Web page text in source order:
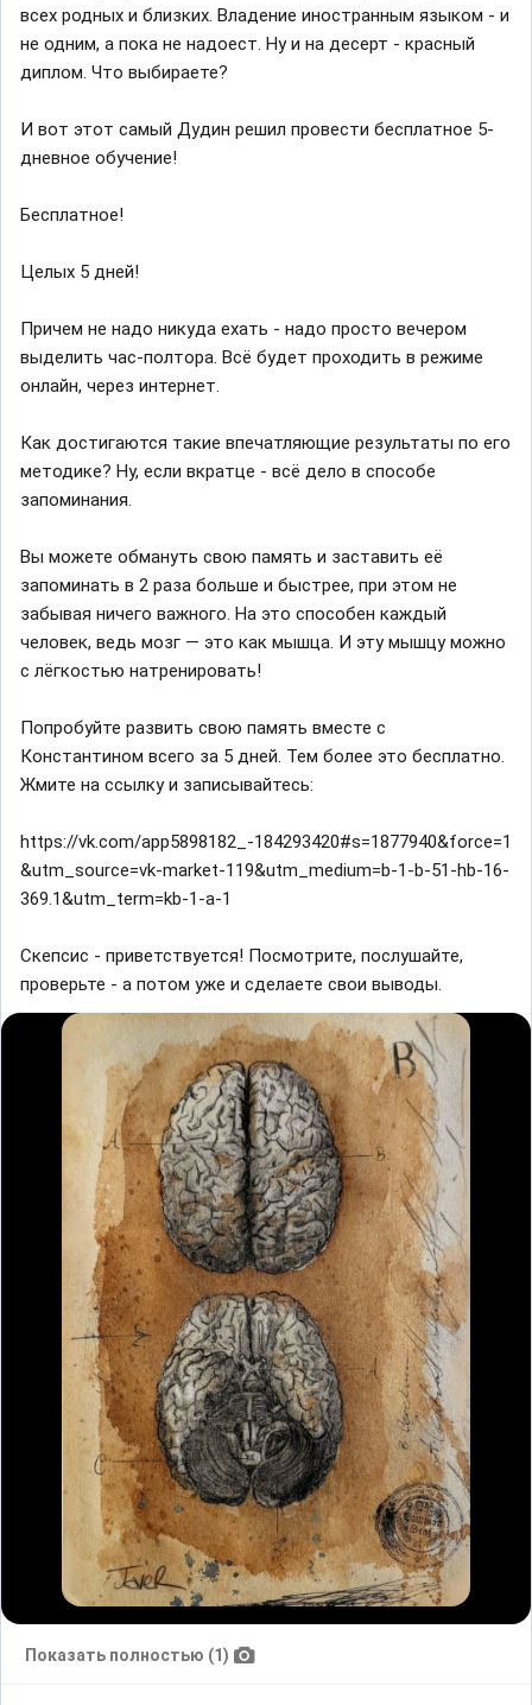
всех родных и близких. Владение иностранным языком - и
не одним, а пока не надоест. Ну и на десерт - красный
диплом. Что выбираете?
И вот этот самый Дудин решил провести бесплатное 5-
дневное обучение!
Бесплатное!
Целых 5 дней!
Причем не надо никуда ехать - надо просто вечером
выделить час-полтора. Всё будет проходить в режиме
онлайн, через интернет.
Как достигаются такие впечатляющие результаты по его
методике? Ну, если вкратце - всё дело в способе
запоминания.
Вы можете обмануть свою память и заставить её
запоминать в 2 раза больше и быстрее, при этом не
забывая ничего важного. На это способен каждый
человек, ведь мозг — это как мышца. И эту мышцу можно
с лёгкостью натренировать!
Попробуйте развить свою память вместе с
Константином всего за 5 дней. Тем более это бесплатно.
Жмите на ссылку и записывайтесь:
https://vk.com/app5898182_-184293420#s=1877940&force=1
&utm_source=vk-market-119&utm_medium=b-1-b-51-hb-16-
369.1&utm_term=kb-1-a-1
Скепсис - приветствуется! Посмотрите, послушайте,
проверьте - а потом уже и сделаете свои выводы.
Показать полностью (1)